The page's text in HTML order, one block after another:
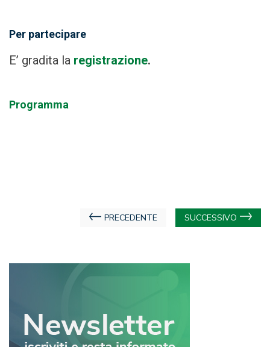
Per partecipare
E’ gradita la registrazione.
Programma
Navigazione
PRECEDENTE SUCCESSIVO